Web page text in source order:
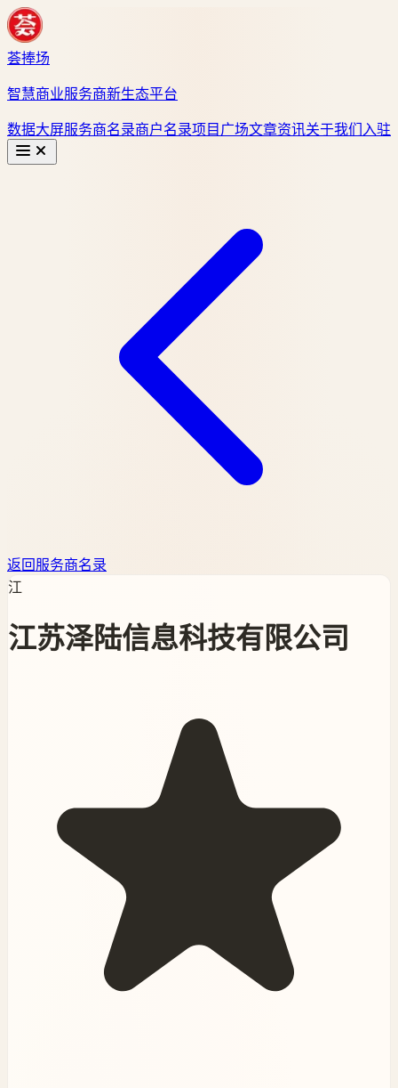
荟捧场
智慧商业服务商新生态平台
数据大屏服务商名录商户名录项目广场文章资讯关于我们 入驻
返回服务商名录
江
江苏泽陆信息科技有限公司